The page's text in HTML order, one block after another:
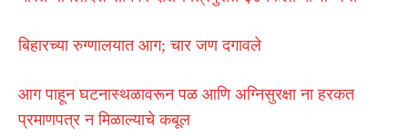
बिहारच्या रुग्णालयात आग; चार जण दगावले
आग पाहून घटनास्थळावरून पळ आणि अग्निसुरक्षा ना हरकत
प्रमाणपत्र न मिळाल्याचे कबूल